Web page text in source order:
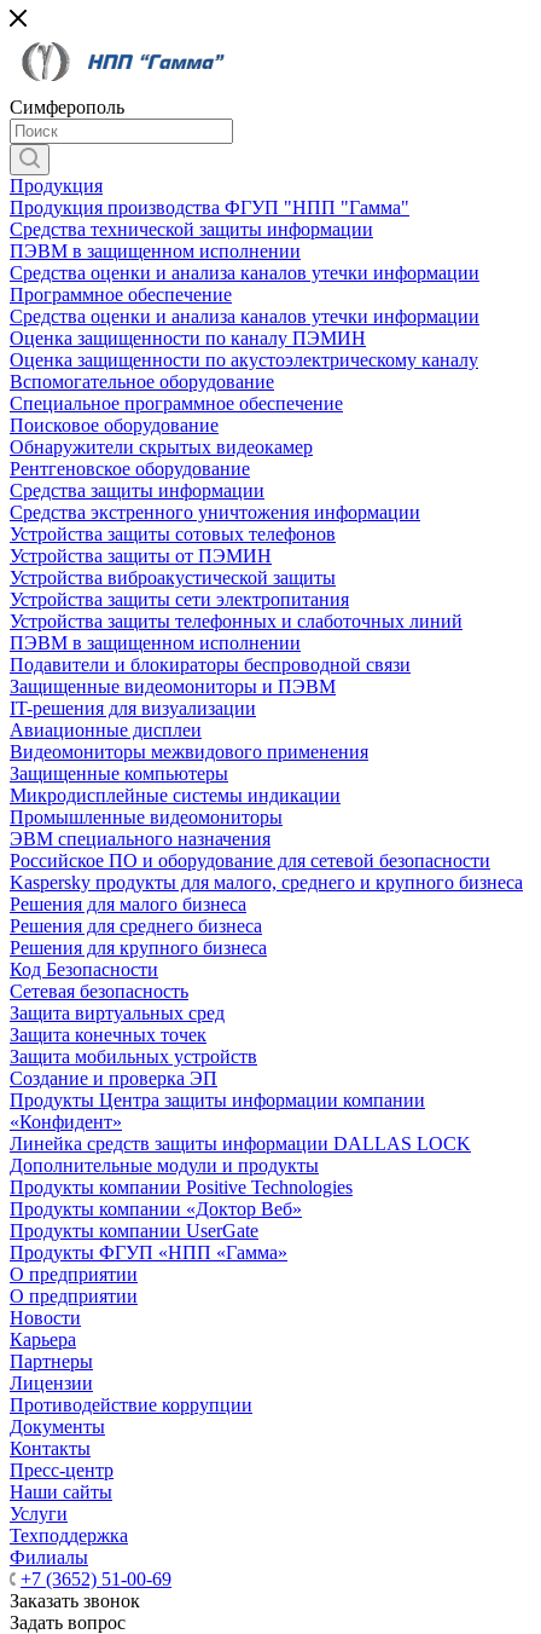
Симферополь
Продукция
Продукция производства ФГУП "НПП "Гамма"
Средства технической защиты информации
ПЭВМ в защищенном исполнении
Средства оценки и анализа каналов утечки информации
Программное обеспечение
Средства оценки и анализа каналов утечки информации
Оценка защищенности по каналу ПЭМИН
Оценка защищенности по акустоэлектрическому каналу
Вспомогательное оборудование
Специальное программное обеспечение
Поисковое оборудование
Обнаружители скрытых видеокамер
Рентгеновское оборудование
Средства защиты информации
Средства экстренного уничтожения информации
Устройства защиты сотовых телефонов
Устройства защиты от ПЭМИН
Устройства виброакустической защиты
Устройства защиты сети электропитания
Устройства защиты телефонных и слаботочных линий
ПЭВМ в защищенном исполнении
Подавители и блокираторы беспроводной связи
Защищенные видеомониторы и ПЭВМ
IT-решения для визуализации
Авиационные дисплеи
Видеомониторы межвидового применения
Защищенные компьютеры
Микродисплейные системы индикации
Промышленные видеомониторы
ЭВМ специального назначения
Российское ПО и оборудование для сетевой безопасности
Kaspersky продукты для малого, среднего и крупного бизнеса
Решения для малого бизнеса
Решения для среднего бизнеса
Решения для крупного бизнеса
Код Безопасности
Сетевая безопасность
Защита виртуальных сред
Защита конечных точек
Защита мобильных устройств
Создание и проверка ЭП
Продукты Центра защиты информации компании
«Конфидент»
Линейка средств защиты информации DALLAS LOCK
Дополнительные модули и продукты
Продукты компании Positive Technologies
Продукты компании «Доктор Веб»
Продукты компании UserGate
Продукты ФГУП «НПП «Гамма»
О предприятии
О предприятии
Новости
Карьера
Партнеры
Лицензии
Противодействие коррупции
Документы
Контакты
Пресс-центр
Наши сайты
Услуги
Техподдержка
Филиалы
+7 (3652) 51-00-69
Заказать звонок
Задать вопрос